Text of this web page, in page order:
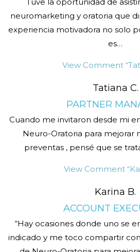
neuromarketing y oratoria que
experiencia motivadora no solo
es…
View Comment
Tatiana C.
PARTNER
Cuando me invitaron desde mi
Neuro-Oratoria para mejorar
preventas , pensé que se
View Comment
Karina B.
ACCOUNT
“Hay ocasiones donde uno se
indicado y me toco compartir